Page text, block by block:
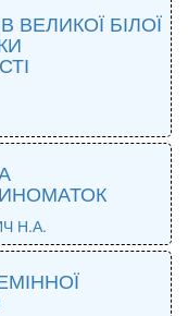
ВЕЛИКОЇ БІЛОЇ
Н.А.